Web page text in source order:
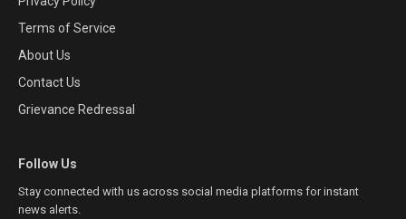
Terms of Service
About Us
Contact Us
Grievance Redressal
Follow Us
Stay connected with us across social media platforms for instant
news alerts.